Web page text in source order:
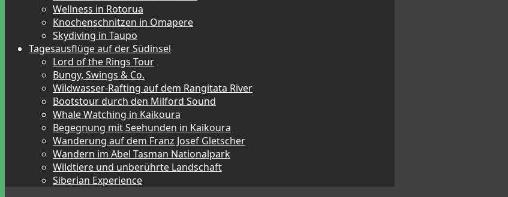
Wellness in Rotorua
Knochenschnitzen in Omapere
Skydiving in Taupo
Tagesausflüge auf der Südinsel
Lord of the Rings Tour
Bungy, Swings & Co.
Wildwasser-Rafting auf dem Rangitata River
Bootstour durch den Milford Sound
Whale Watching in Kaikoura
Begegnung mit Seehunden in Kaikoura
Wanderung auf dem Franz Josef Gletscher
Wandern im Abel Tasman Nationalpark
Wildtiere und unberührte Landschaft
Siberian Experience